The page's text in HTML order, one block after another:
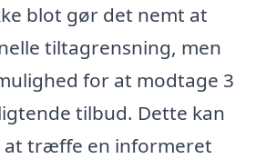
blot gør det nemt at
tiltagrensning, men
for at modtage 3
tilbud. Dette kan
træffe en informeret